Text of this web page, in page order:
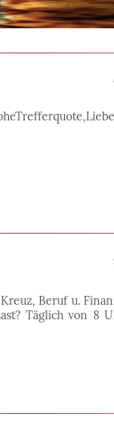
Beruf u.
Täglich von 8